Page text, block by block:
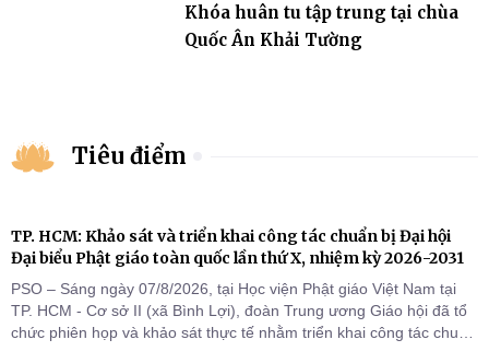
Khóa huân tu tập trung tại chùa
Quốc Ân Khải Tường
Tiêu điểm
TP. HCM: Khảo sát và triển khai công tác chuẩn bị Đại hội
Đại biểu Phật giáo toàn quốc lần thứ X, nhiệm kỳ 2026-2031
PSO – Sáng ngày 07/8/2026, tại Học viện Phật giáo Việt Nam tại
TP. HCM - Cơ sở II (xã Bình Lợi), đoàn Trung ương Giáo hội đã tổ
chức phiên họp và khảo sát thực tế nhằm triển khai công tác chuẩn